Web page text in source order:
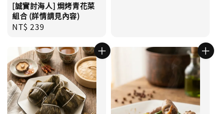
[誠實討海人] 焗烤青花菜
組合 (詳情請見內容)
Regular
NT$ 239